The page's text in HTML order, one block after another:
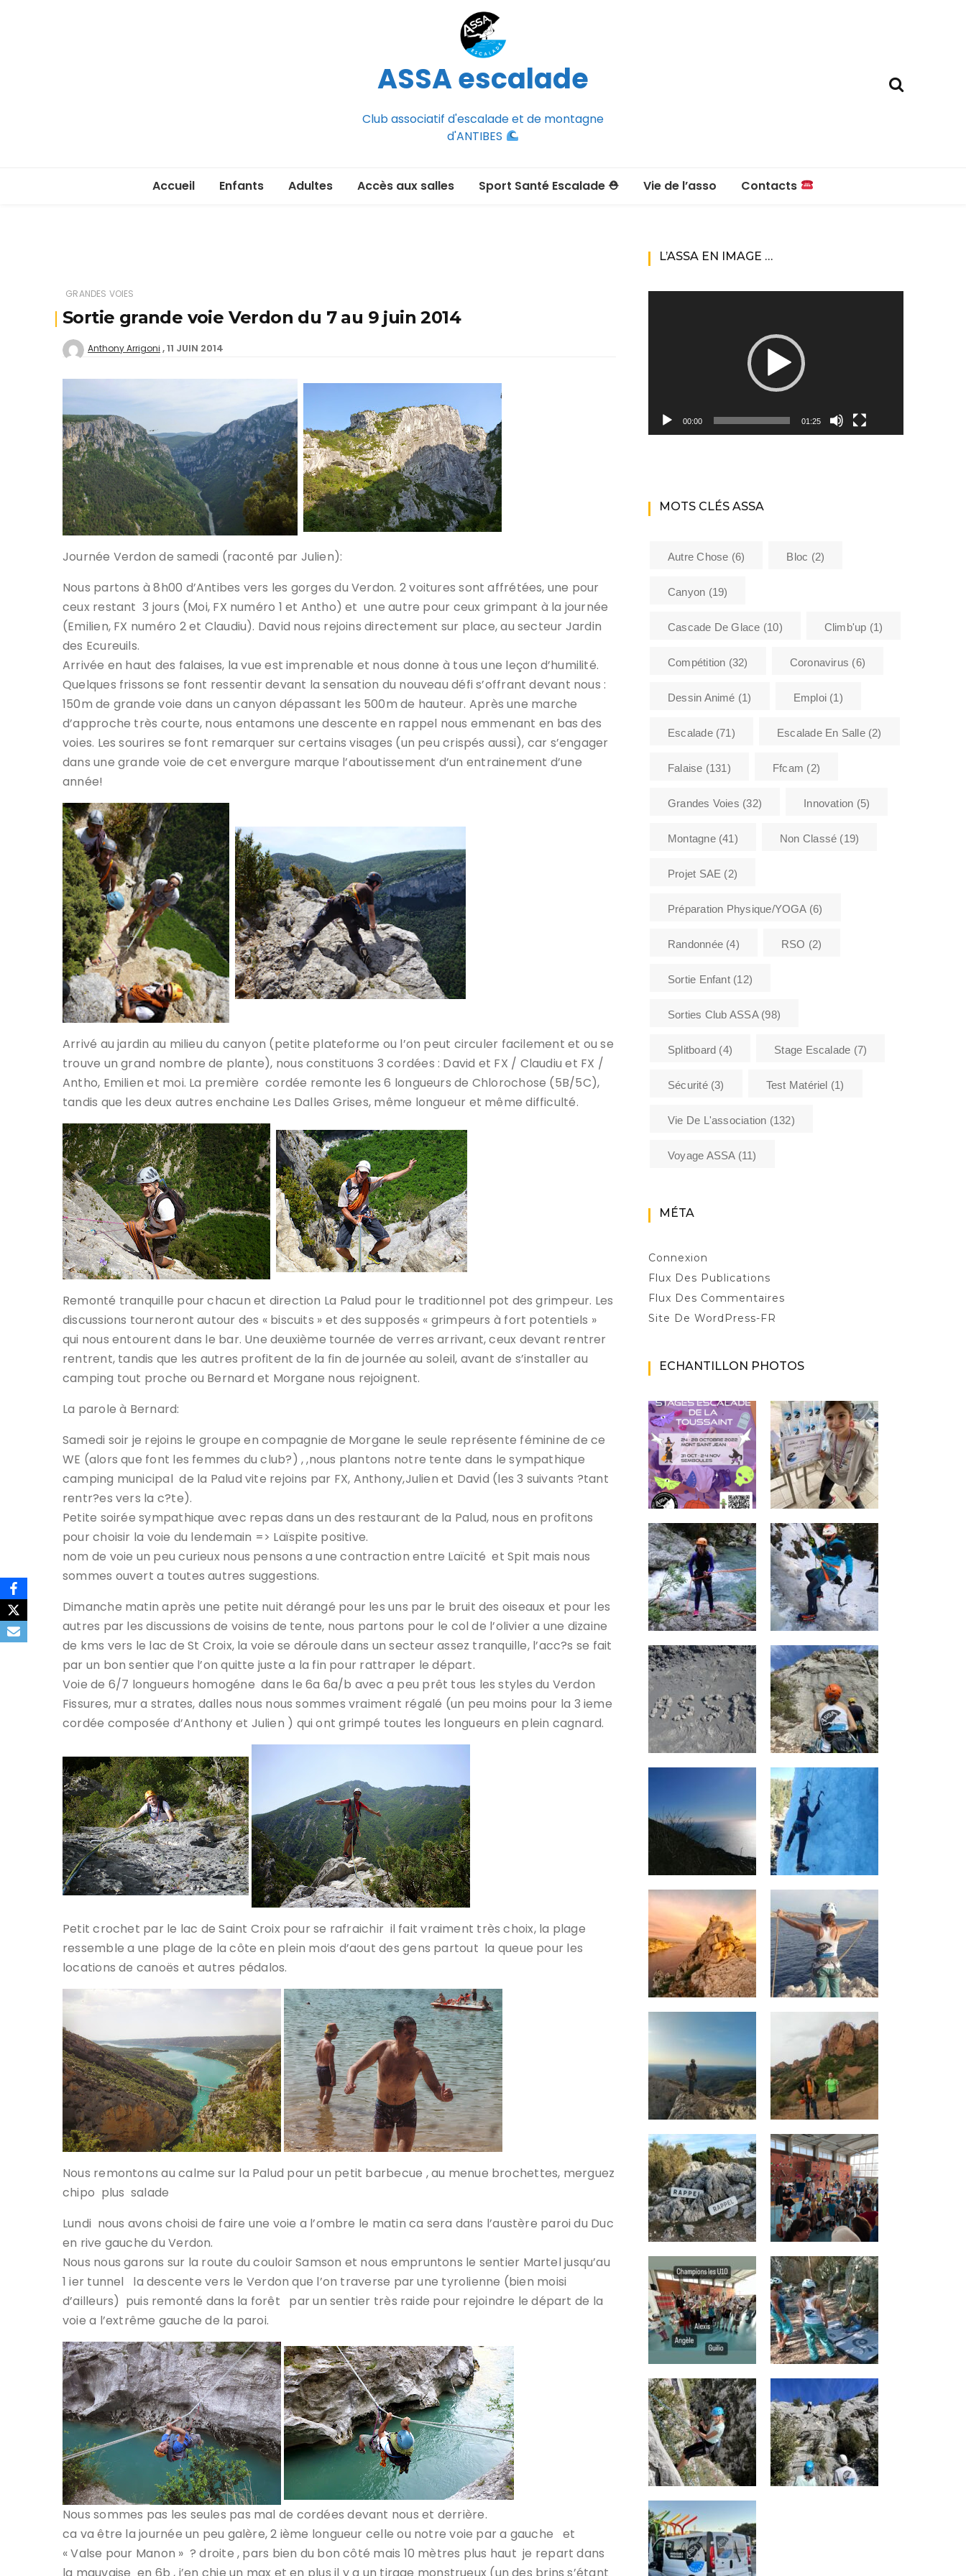
ASSA escalade
Club associatif d'escalade et de montagne
d'ANTIBES
Accueil Enfants Adultes
passeport
Créer une événement non
officiel sur Spond
Tutoriel SPOND Adulte
Charte du grimpeur ASSA
Programme des cours
Accès aux salles Sport Santé Escalade ⛑ Vie de l’asso
Contacts
Les encadrants du club
Sécurité
Contacts
GRANDES VOIES
Sortie grande voie Verdon du 7 au 9 juin 2014
Anthony Arrigoni 11 JUIN 2014
Journée Verdon de samedi (raconté par Julien):
Nous partons à 8h00 d’Antibes vers les gorges du Verdon. 2 voitures sont affrétées, une pour
ceux restant 3 jours (Moi, FX numéro 1 et Antho) et une autre pour ceux grimpant à la journée
(Emilien, FX numéro 2 et Claudiu). David nous rejoins directement sur place, au secteur Jardin
des Ecureuils.
Arrivée en haut des falaises, la vue est imprenable et nous donne à tous une leçon d’humilité.
Quelques frissons se font ressentir devant la sensation du nouveau défi s’offrant devant nous :
150m de grande voie dans un canyon dépassant les 500m de hauteur. Après une marche
d’approche très courte, nous entamons une descente en rappel nous emmenant en bas des
voies. Les sourires se font remarquer sur certains visages (un peu crispés aussi), car s’engager
dans une grande voie de cet envergure marque l’aboutissement d’un entrainement d’une
année!
Arrivé au jardin au milieu du canyon (petite plateforme ou l’on peut circuler facilement et ou se
trouve un grand nombre de plante), nous constituons 3 cordées : David et FX / Claudiu et FX /
Antho, Emilien et moi. La première cordée remonte les 6 longueurs de Chlorochose (5B/5C),
tandis que les deux autres enchaine Les Dalles Grises, même longueur et même difficulté.
Remonté tranquille pour chacun et direction La Palud pour le traditionnel pot des grimpeur. Les
discussions tourneront autour des « biscuits » et des supposés « grimpeurs à fort potentiels »
qui nous entourent dans le bar. Une deuxième tournée de verres arrivant, ceux devant rentrer
rentrent, tandis que les autres profitent de la fin de journée au soleil, avant de s’installer au
camping tout proche ou Bernard et Morgane nous rejoignent.
La parole à Bernard:
Samedi soir je rejoins le groupe en compagnie de Morgane le seule représente féminine de ce
WE (alors que font les femmes du club?) , ,nous plantons notre tente dans le sympathique
camping municipal de la Palud vite rejoins par FX, Anthony,Julien et David (les 3 suivants ?tant
rentr?es vers la c?te).
Petite soirée sympathique avec repas dans un des restaurant de la Palud, nous en profitons
pour choisir la voie du lendemain => Laïspite positive.
nom de voie un peu curieux nous pensons a une contraction entre Laïcité et Spit mais nous
sommes ouvert a toutes autres suggestions.
Dimanche matin après une petite nuit dérangé pour les uns par le bruit des oiseaux et pour les
autres par les discussions de voisins de tente, nous partons pour le col de l’olivier a une dizaine
de kms vers le lac de St Croix, la voie se déroule dans un secteur assez tranquille, l’acc?s se fait
par un bon sentier que l’on quitte juste a la fin pour rattraper le départ.
Voie de 6/7 longueurs homogéne dans le 6a 6a/b avec a peu prêt tous les styles du Verdon
Fissures, mur a strates, dalles nous nous sommes vraiment régalé (un peu moins pour la 3 ieme
cordée composée d’Anthony et Julien ) qui ont grimpé toutes les longueurs en plein cagnard.
Petit crochet par le lac de Saint Croix pour se rafraichir il fait vraiment très choix, la plage
ressemble a une plage de la côte en plein mois d’aout des gens partout la queue pour les
locations de canoës et autres pédalos.
Nous remontons au calme sur la Palud pour un petit barbecue , au menue brochettes, merguez
chipo plus salade
Lundi nous avons choisi de faire une voie a l’ombre le matin ca sera dans l’austère paroi du Duc
en rive gauche du Verdon.
Nous nous garons sur la route du couloir Samson et nous empruntons le sentier Martel jusqu’au
1 ier tunnel la descente vers le Verdon que l’on traverse par une tyrolienne (bien moisi
d’ailleurs) puis remonté dans la forêt par un sentier très raide pour rejoindre le départ de la
voie a l’extrême gauche de la paroi.
Nous sommes pas les seules pas mal de cordées devant nous et derrière.
ca va être la journée un peu galère, 2 ième longueur celle ou notre voie par a gauche et
« Valse pour Manon » ? droite , pars bien du bon côté mais 10 mètres plus haut je repart dans
L’ASSA EN IMAGE …
00:00 01:25
MOTS CLÉS ASSA
Autre Chose (6) Bloc (2)
Canyon (19)
Cascade De Glace (10) Climb'up (1)
Compétition (32) Coronavirus (6)
Dessin Animé (1) Emploi(1)
Escalade(71) Escalade En Salle(2)
Falaise (131) Ffcam (2)
Grandes Voies (32) Innovation (5)
Montagne(41) Non Classé (19)
Projet SAE (2)
Préparation Physique/YOGA(6)
Randonnée (4) RSO (2)
Sortie Enfant(12)
Sorties Club ASSA(98)
Splitboard (4) Stage Escalade (7)
Sécurité(3) Test Matériel (1)
Vie De L'association (132)
Voyage ASSA(11)
MÉTA
Connexion
Flux Des Publications
Flux Des Commentaires
Site De WordPress-FR
ECHANTILLON PHOTOS